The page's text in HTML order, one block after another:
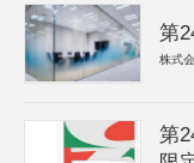
第
株式
第